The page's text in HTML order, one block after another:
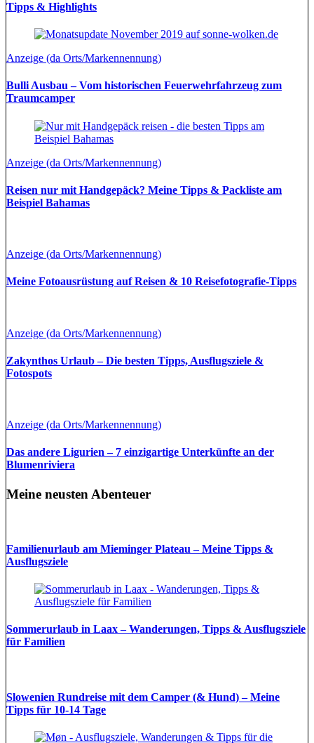
Tipps & Highlights
Anzeige (da Orts/Markennennung)
Bulli Ausbau – Vom historischen Feuerwehrfahrzeug zum
Traumcamper
Anzeige (da Orts/Markennennung)
Reisen nur mit Handgepäck? Meine Tipps & Packliste am
Beispiel Bahamas
Anzeige (da Orts/Markennennung)
Meine Fotoausrüstung auf Reisen & 10 Reisefotografie-Tipps
Anzeige (da Orts/Markennennung)
Zakynthos Urlaub – Die besten Tipps, Ausflugsziele &
Fotospots
Anzeige (da Orts/Markennennung)
Das andere Ligurien – 7 einzigartige Unterkünfte an der
Blumenriviera
Meine neusten Abenteuer
Familienurlaub am Mieminger Plateau – Meine Tipps &
Ausflugsziele
Sommerurlaub in Laax – Wanderungen, Tipps & Ausflugsziele
für Familien
Slowenien Rundreise mit dem Camper (& Hund) – Meine
Tipps für 10-14 Tage